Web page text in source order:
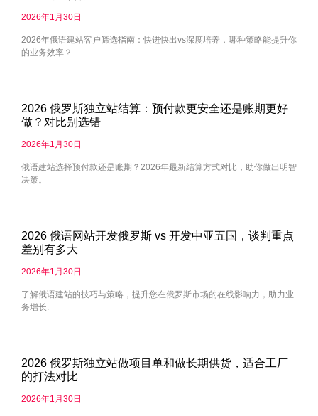
2026年1月30日
2026年俄语建站客户筛选指南：快进快出vs深度培养，哪种策略能提升你
的业务效率？
2026 俄罗斯独立站结算：预付款更安全还是账期更好
做？对比别选错
2026年1月30日
俄语建站选择预付款还是账期？2026年最新结算方式对比，助你做出明智
决策。
2026 俄语网站开发俄罗斯 vs 开发中亚五国，谈判重点
差别有多大
2026年1月30日
了解俄语建站的技巧与策略，提升您在俄罗斯市场的在线影响力，助力业
务增长.
2026 俄罗斯独立站做项目单和做长期供货，适合工厂
的打法对比
2026年1月30日